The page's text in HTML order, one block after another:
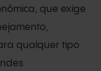
que exige
qualquer tipo